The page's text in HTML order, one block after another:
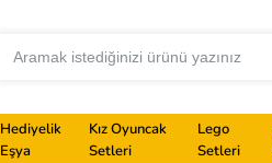
Hediyelik
Eşya
Kız Oyuncak
Setleri
Lego
Setleri